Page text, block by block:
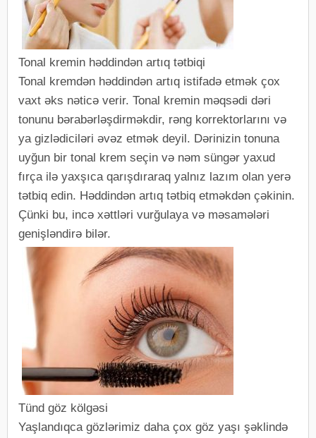
Tonal kremin həddindən artıq tətbiqi
Tonal kremdən həddindən artıq istifadə etmək çox
vaxt əks nəticə verir. Tonal kremin məqsədi dəri
tonunu bərabərləşdirməkdir, rəng korrektorlarını və
ya gizlədiciləri əvəz etmək deyil. Dərinizin tonuna
uyğun bir tonal krem seçin və nəm süngər yaxud
fırça ilə yaxşıca qarışdıraraq yalnız lazım olan yerə
tətbiq edin. Həddindən artıq tətbiq etməkdən çəkinin.
Çünki bu, incə xəttləri vurğulaya və məsamələri
genişləndirə bilər.
Tünd göz kölgəsi
Yaşlandıqca gözlərimiz daha çox göz yaşı şəklində